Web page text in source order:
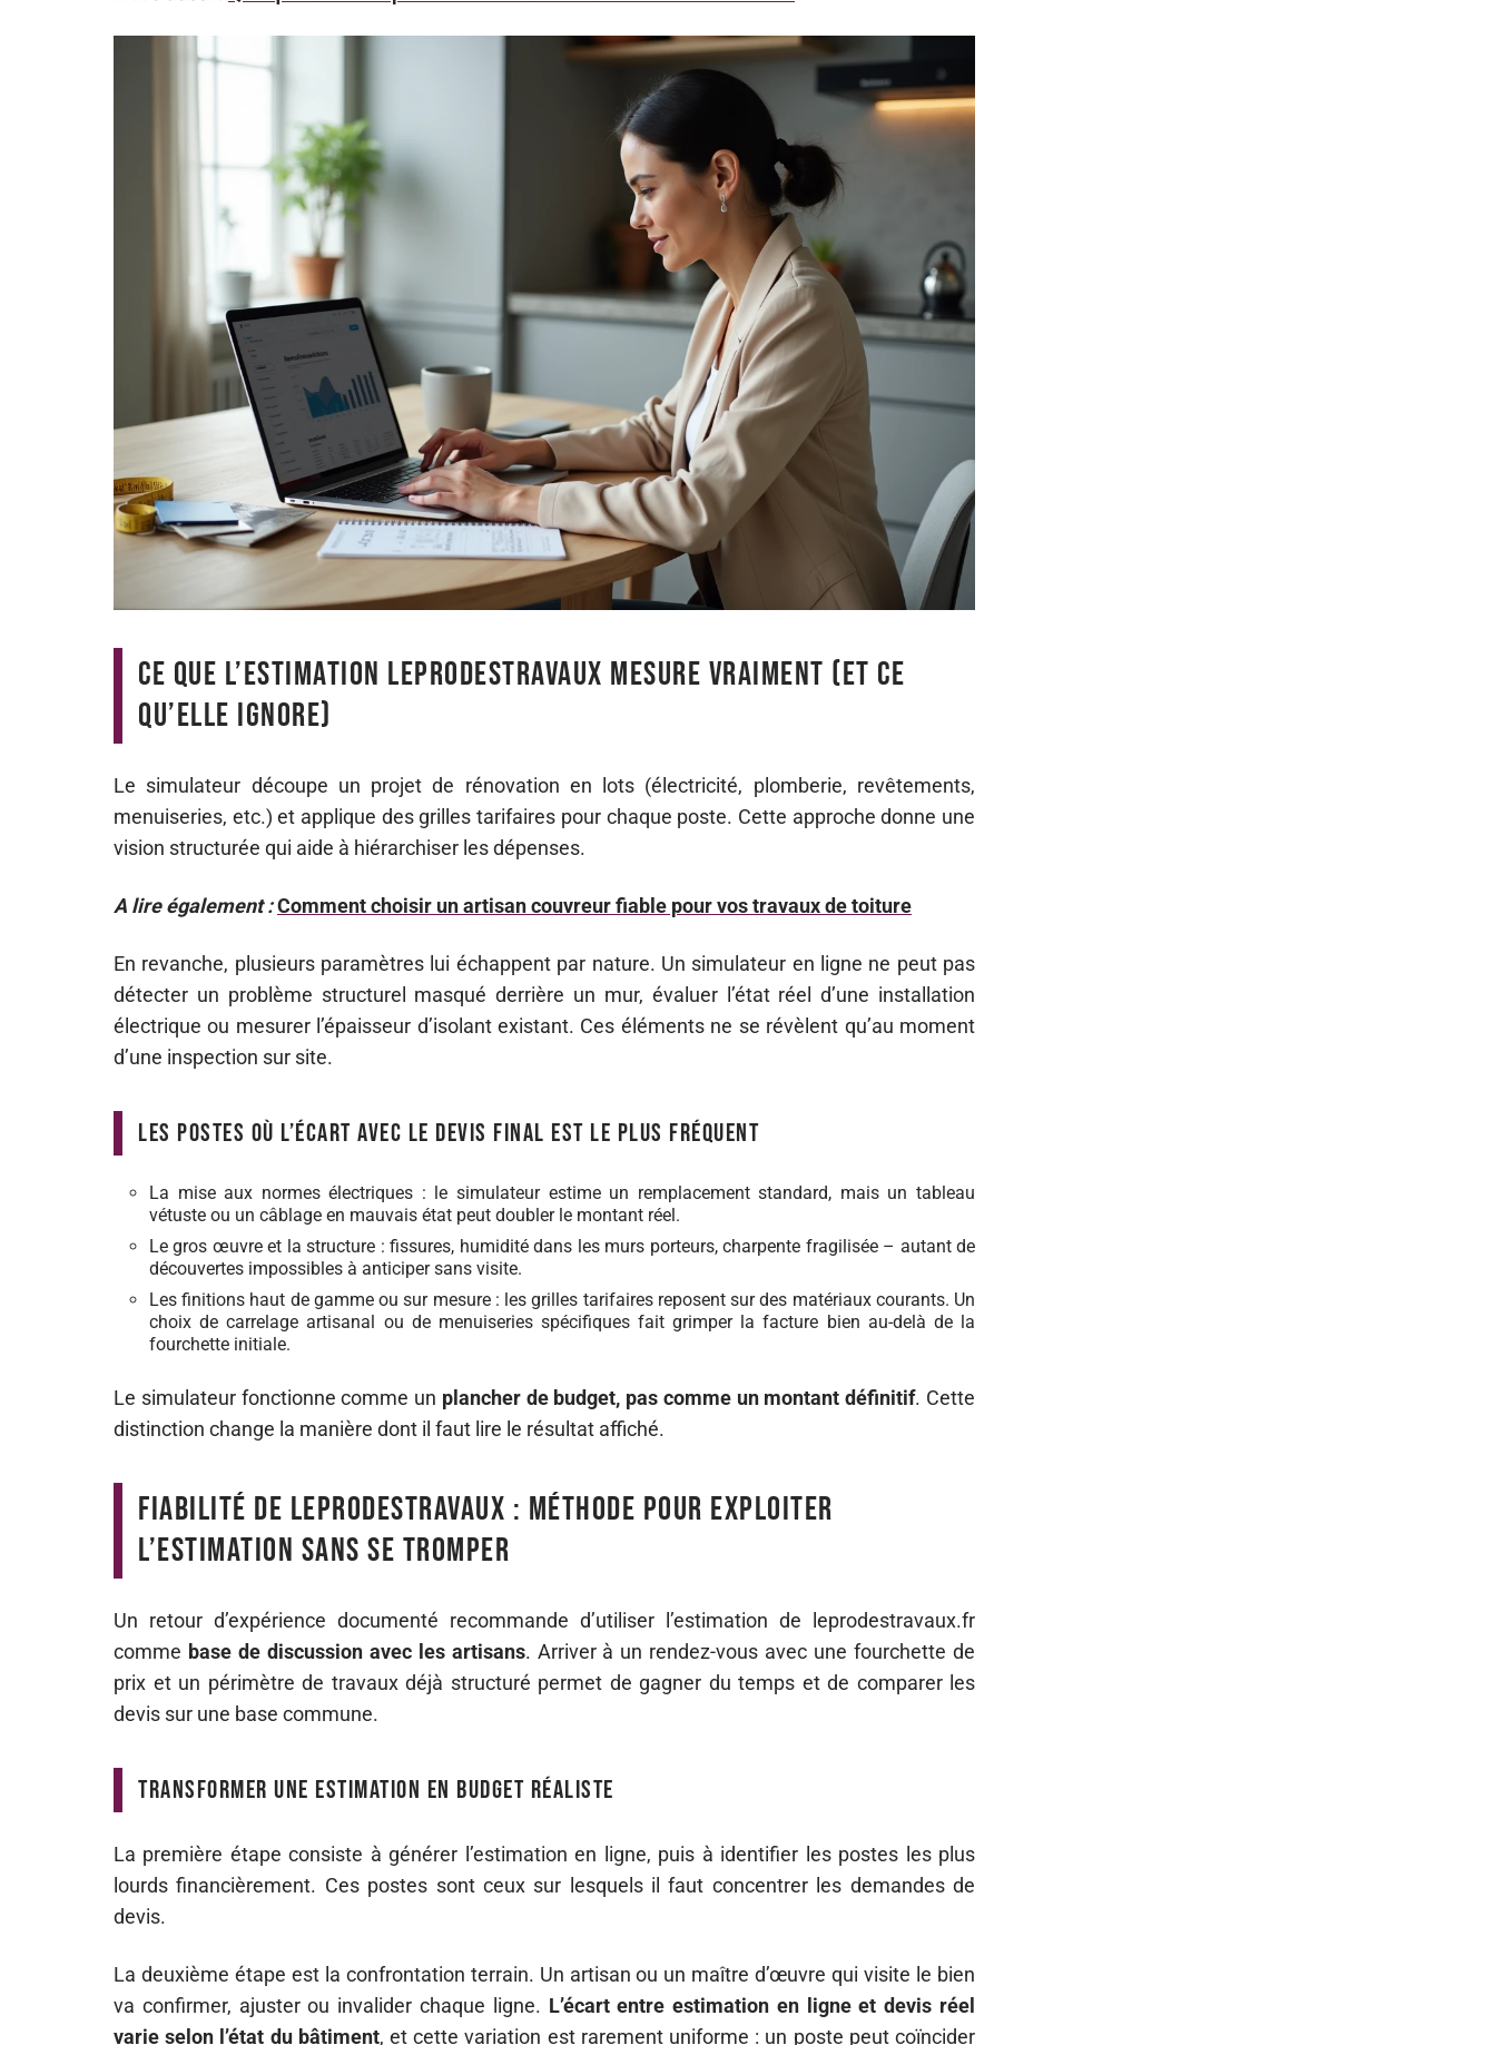
Ce que l’estimation leprodestravaux mesure vraiment (et ce
qu’elle ignore)
Le simulateur découpe un projet de rénovation en lots (électricité, plomberie, revêtements,
menuiseries, etc.) et applique des grilles tarifaires pour chaque poste. Cette approche donne une
vision structurée qui aide à hiérarchiser les dépenses.
A lire également :Comment choisir un artisan couvreur fiable pour vos travaux de toiture
En revanche, plusieurs paramètres lui échappent par nature. Un simulateur en ligne ne peut pas
détecter un problème structurel masqué derrière un mur, évaluer l’état réel d’une installation
électrique ou mesurer l’épaisseur d’isolant existant. Ces éléments ne se révèlent qu’au moment
d’une inspection sur site.
Les postes où l’écart avec le devis final est le plus fréquent
La mise aux normes électriques : le simulateur estime un remplacement standard, mais un tableau
vétuste ou un câblage en mauvais état peut doubler le montant réel.
Le gros œuvre et la structure : fissures, humidité dans les murs porteurs, charpente fragilisée – autant de
découvertes impossibles à anticiper sans visite.
Les finitions haut de gamme ou sur mesure : les grilles tarifaires reposent sur des matériaux courants. Un
choix de carrelage artisanal ou de menuiseries spécifiques fait grimper la facture bien au-delà de la
fourchette initiale.
Le simulateur fonctionne comme un plancher de budget, pas comme un montant définitif. Cette
distinction change la manière dont il faut lire le résultat affiché.
Fiabilité de leprodestravaux : méthode pour exploiter
l’estimation sans se tromper
Un retour d’expérience documenté recommande d’utiliser l’estimation de leprodestravaux.fr
comme base de discussion avec les artisans. Arriver à un rendez-vous avec une fourchette de
prix et un périmètre de travaux déjà structuré permet de gagner du temps et de comparer les
devis sur une base commune.
Transformer une estimation en budget réaliste
La première étape consiste à générer l’estimation en ligne, puis à identifier les postes les plus
lourds financièrement. Ces postes sont ceux sur lesquels il faut concentrer les demandes de
devis.
La deuxième étape est la confrontation terrain. Un artisan ou un maître d’œuvre qui visite le bien
va confirmer, ajuster ou invalider chaque ligne. L’écart entre estimation en ligne et devis réel
varie selon l’état du bâtiment, et cette variation est rarement uniforme : un poste peut coïncider